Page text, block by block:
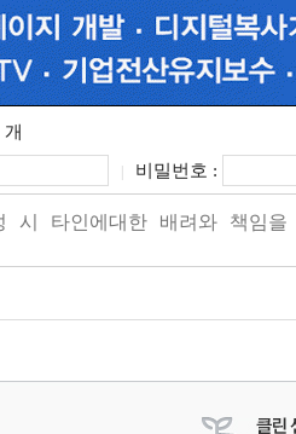
개
비밀번호 :